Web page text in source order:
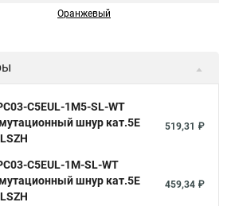
Оранжевый
C5EUL-1M5-SL-WT
шнур кат.5E
519,31 ₽
C5EUL-1M-SL-WT
шнур кат.5E
459,34 ₽